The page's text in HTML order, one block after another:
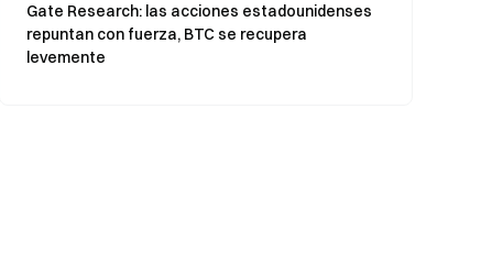
Gate Research: las acciones estadounidenses
repuntan con fuerza, BTC se recupera
levemente